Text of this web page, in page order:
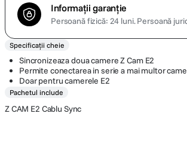
Informații garanție
Persoană fizică: 24 luni.Persoană
Specificații cheie
Sincronizeaza doua camere Z Cam E2
Permite conectarea in serie a mai multor
Doar pentru camerele E2
Pachetul include
Z CAM E2 Cablu Sync